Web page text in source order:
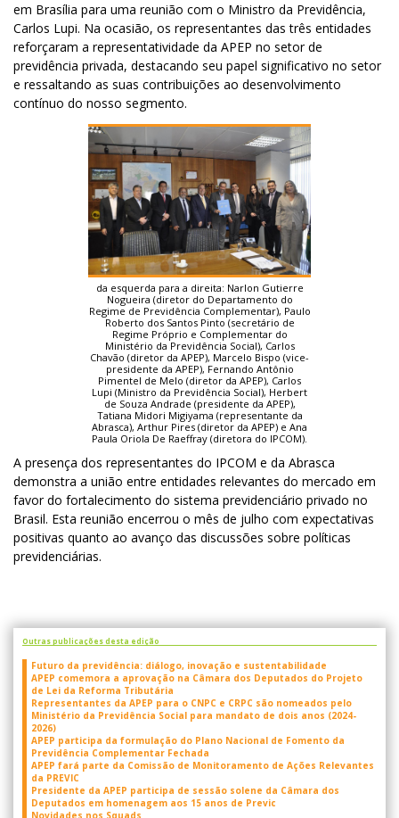
em Brasília para uma reunião com o Ministro da Previdência,
Carlos Lupi. Na ocasião, os representantes das três entidades
reforçaram a representatividade da APEP no setor de
previdência privada, destacando seu papel significativo no setor
e ressaltando as suas contribuições ao desenvolvimento
contínuo do nosso segmento.
da esquerda para a direita: Narlon Gutierre
Nogueira (diretor do Departamento do
Regime de Previdência Complementar), Paulo
Roberto dos Santos Pinto (secretário de
Regime Próprio e Complementar do
Ministério da Previdência Social), Carlos
Chavão (diretor da APEP), Marcelo Bispo (vice-
presidente da APEP), Fernando Antônio
Pimentel de Melo (diretor da APEP), Carlos
Lupi (Ministro da Previdência Social), Herbert
de Souza Andrade (presidente da APEP),
Tatiana Midori Migiyama (representante da
Abrasca), Arthur Pires (diretor da APEP) e Ana
Paula Oriola De Raeffray (diretora do IPCOM).
A presença dos representantes do IPCOM e da Abrasca
demonstra a união entre entidades relevantes do mercado em
favor do fortalecimento do sistema previdenciário privado no
Brasil. Esta reunião encerrou o mês de julho com expectativas
positivas quanto ao avanço das discussões sobre políticas
previdenciárias.
Outras publicações desta edição
Futuro da previdência: diálogo, inovação e sustentabilidade
APEP comemora a aprovação na Câmara dos Deputados do Projeto
de Lei da Reforma Tributária
Representantes da APEP para o CNPC e CRPC são nomeados pelo
Ministério da Previdência Social para mandato de dois anos (2024-
2026)
APEP participa da formulação do Plano Nacional de Fomento da
Previdência Complementar Fechada
APEP fará parte da Comissão de Monitoramento de Ações Relevantes
da PREVIC
Presidente da APEP participa de sessão solene da Câmara dos
Deputados em homenagem aos 15 anos de Previc
Novidades nos Squads